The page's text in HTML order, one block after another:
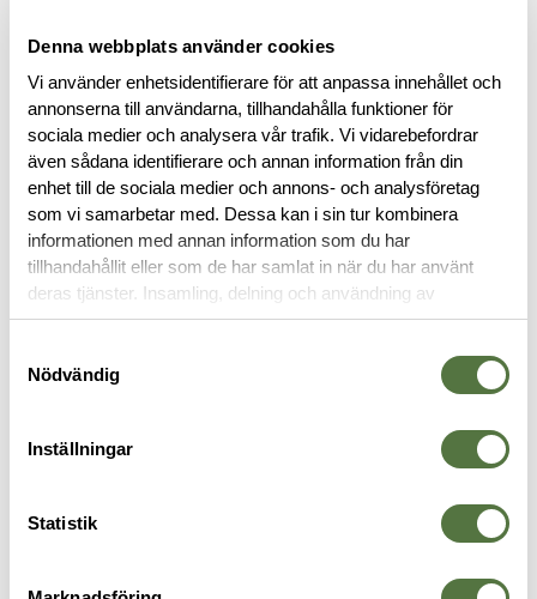
Denna webbplats använder cookies
Vi använder enhetsidentifierare för att anpassa innehållet och
annonserna till användarna, tillhandahålla funktioner för
sociala medier och analysera vår trafik. Vi vidarebefordrar
även sådana identifierare och annan information från din
enhet till de sociala medier och annons- och analysföretag
som vi samarbetar med. Dessa kan i sin tur kombinera
informationen med annan information som du har
tillhandahållit eller som de har samlat in när du har använt
deras tjänster. Insamling, delning och användning av
personuppgifter kan användas för personalisering av
Nödvändig
Inställningar
Statistik
Läs mer
BESKRIVNING
RECENSIONER
OM VARUMÄRKET